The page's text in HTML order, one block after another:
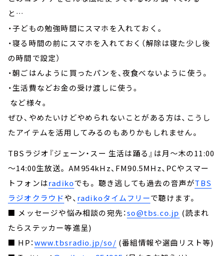
と…
・子どもの勉強時間にスマホを入れておく。
・寝る時間の前にスマホを入れておく（解除は寝た少し後
の時間で設定）
・朝ごはんように買ったパンを、夜食べないように使う。
・生活費などお金の受け渡しに使う。
など様々。
ぜひ、やめたいけどやめられないことがある方は、こうし
たアイテムを活用してみるのもありかもしれません。
TBSラジオ『ジェーン・スー 生活は踊る』は月～木の11:00
～14:00生放送。 AM954kHz、FM90.5MHz、PCやスマー
トフォンはradikoでも。 聴き逃しても過去の音声がTBS
ラジオクラウドや、 radikoタイムフリーで聴けます。
■ メッセージや悩み相談の宛先：so@tbs.co.jp (読まれ
たらステッカー等進呈)
■ HP：www.tbsradio.jp/so/ (番組情報や選曲リスト等)